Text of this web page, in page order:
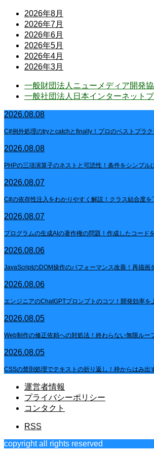
2026年8月
2026年7月
2026年6月
2026年5月
2026年4月
2026年3月
一般財団法人ニューメディア開発
一般社団法人日本インターネット
2026.08.08
C#例外処理のtryとcatchとfinally！プロのベストプラク
2026.08.08
PHPの三項演算子のネストと可読性！条件をシンプル
2026.08.07
C#の依存性注入をわかりやすく解説！クラス結合度を
2026.08.07
プログラムの生成AIの著作権の問題！作成したコード
2026.08.06
JavaScriptのDOM操作のパフォーマンス改善！再描画
2026.08.06
エンジニアのChatGPTプロンプトのコツ！開発効率を
2026.08.05
Web制作の修正依頼への対処法！終わらない無限ルー
2026.08.05
CSSの禁則処理でテキストの折り返し！枠からはみ出
運営者情報
プライバシーポリシー
コンタクト
RSS
copyright all rights reserved